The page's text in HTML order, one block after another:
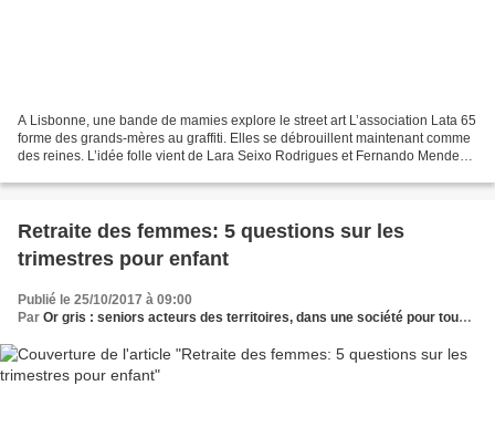
A Lisbonne, une bande de mamies explore le street art L’association Lata 65
forme des grands-mères au graffiti. Elles se débrouillent maintenant comme
des reines. L’idée folle vient de Lara Seixo Rodrigues et Fernando Mendes!
Retraite des femmes: 5 questions sur les
trimestres pour enfant
Publié le 25/10/2017 à 09:00
Par Or gris : seniors acteurs des territoires, dans une société pour tous les âges